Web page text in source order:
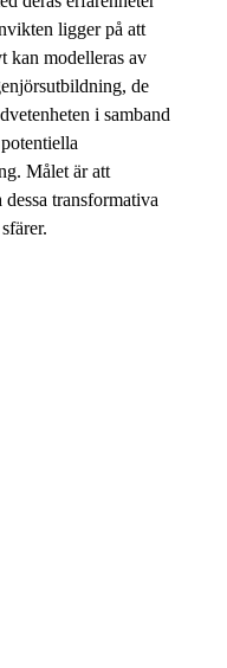
ligger på att
kan modelleras av
de
i samband
Målet är att
transformativa